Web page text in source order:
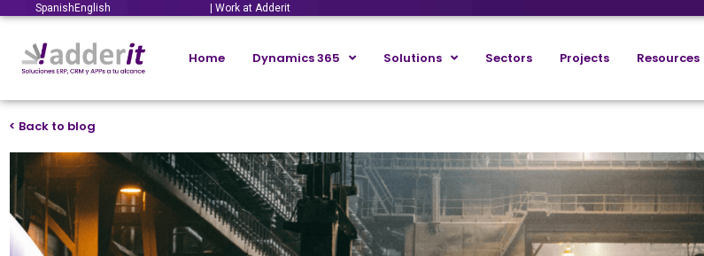
Spanish English | Work at Adderit
Home Dynamics 365 Solutions Sectors Projects Resources
< Back to blog